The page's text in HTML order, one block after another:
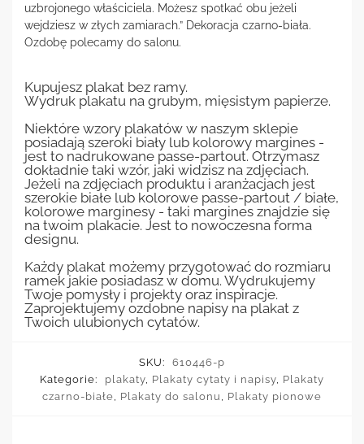
uzbrojonego właściciela. Możesz spotkać obu jeżeli
wejdziesz w złych zamiarach.” Dekoracja czarno-biała.
Ozdobę polecamy do salonu.
Kupujesz plakat bez ramy.
Wydruk plakatu na grubym, mięsistym papierze.
Niektóre wzory plakatów w naszym sklepie
posiadają szeroki biały lub kolorowy margines -
jest to nadrukowane passe-partout. Otrzymasz
dokładnie taki wzór, jaki widzisz na zdjęciach.
Jeżeli na zdjęciach produktu i aranżacjach jest
szerokie białe lub kolorowe passe-partout / białe,
kolorowe marginesy - taki margines znajdzie się
na twoim plakacie. Jest to nowoczesna forma
designu.
Każdy plakat możemy przygotować do rozmiaru
ramek jakie posiadasz w domu. Wydrukujemy
Twoje pomysły i projekty oraz inspiracje.
Zaprojektujemy ozdobne napisy na plakat z
Twoich ulubionych cytatów.
SKU:
610446-p
Kategorie:
plakaty Plakaty cytaty i napisy Plakaty
czarno-białe
Plakaty do salonu Plakaty pionowe